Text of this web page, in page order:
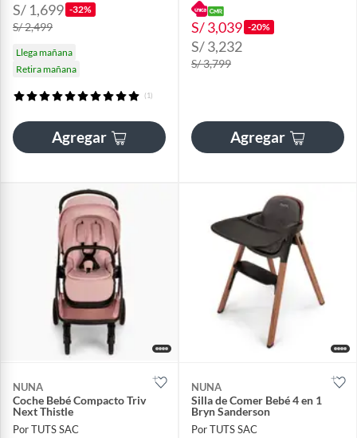
S/ 1,699 -32%
S/ 2,499
Llega mañana
Retira mañana
(1)
Agregar
S/ 3,039 -20%
S/ 3,232
S/ 3,799
Agregar
NUNA
Coche Bebé Compacto Triv
Next Thistle
Por TUTS SAC
NUNA
Silla de Comer Bebé 4 en 1
Bryn Sanderson
Por TUTS SAC